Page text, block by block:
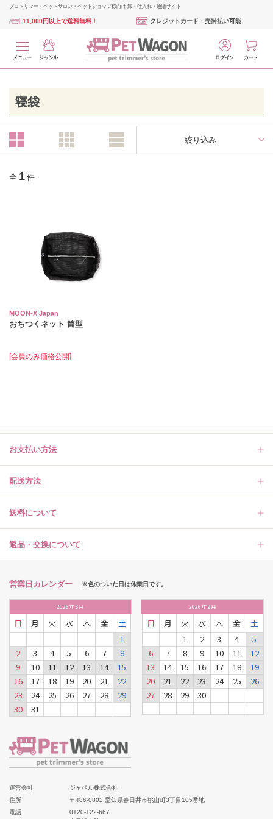
プロトリマー・ペットサロン・ペットショップ様向け 卸・仕入れ・通販サイト
11,000円以上で送料無料！ クレジットカード・売掛払い可能
メニュー ジャンル ログイン カート
寝袋
絞り込み
全 1 件
MOON-X Japan
おちつくネット 筒型
[会員のみ価格公開]
お支払い方法
配送方法
送料について
返品・交換について
営業日カレンダー ※色のついた日は休業日です。
2026年8月
日 月 火 水 木 金
土
1
2
3 4 5 6 7
8
9
10 11 12 13 14
15
16
17 18 19 20 21
22
23
24 25 26 27 28
29
30
31
2026年9月
日 月 火 水 木 金
土
1
2 3 4
5
6
7 8 9 10 11
12
13
14 15 16 17 18
19
20
21 22 23 24 25
26
27
28 29 30
運営会社
ジャペル株式会社
住所
〒486-0802 愛知県春日井市桃山町3丁目105番地
電話
0120-122-667